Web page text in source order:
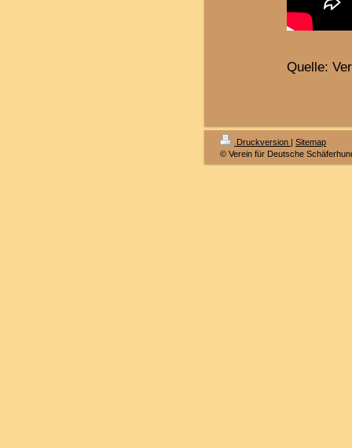
Quelle:
Druckversion | Sitemap
© Verein für Deutsche